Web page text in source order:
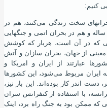
کنیم:
در بحرانهای سخت زندگی می‌کنند، هم در
بحران گروگان‌گیری و هم در بحران جنگ 8 ساله و هم در بحران اتمی و جنگهایی
که در آن است، هربار که کوشش
از جهان، بحران سازان و آتش
عبارتند از ایران و امریکا و
ایران مربوط می‌شود، این کشورها
اندر کار بوده‌اند. این بار نیز،
با استفاده از کنفرانس سران
ممکن بود به جنگ راه‌ برد، اینک